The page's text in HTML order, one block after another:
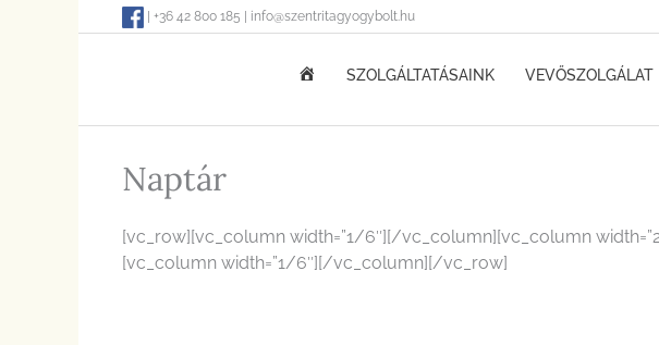
| +36 42 800 185 | info@szentritagyogybolt.hu
KEZDŐOLDAL
SZOLGÁLTATÁSAINK VEVŐSZOLGÁLAT
Naptár
[vc_row][vc_column width=”1/6″][/vc_column][vc_column
[vc_column width=”1/6″][/vc_column][/vc_row]